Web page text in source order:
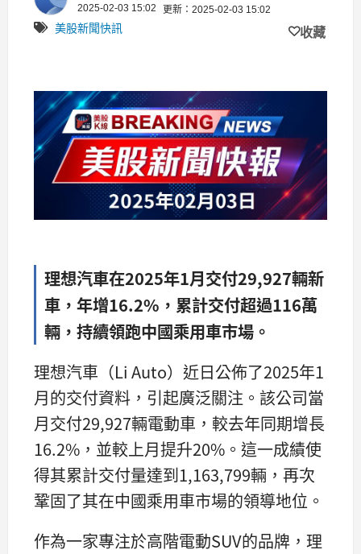
2025-02-03 15:02 更新：2025-02-03 15:02
美股新聞快訊 收藏
理想汽車在2025年1月交付29,927輛新
車，年增16.2%，累計交付超過116萬
輛，持續領跑中國乘用車市場。
理想汽車（Li Auto）近日公佈了2025年1
月的交付資料，引起廣泛關注。該公司當
月交付29,927輛電動車，較去年同期增長
16.2%，並較上月提升20%。這一成績使
得其累計交付量達到1,163,799輛，再次
鞏固了其在中國乘用車市場的領導地位。
作為一家專注於高階電動SUV的品牌，理